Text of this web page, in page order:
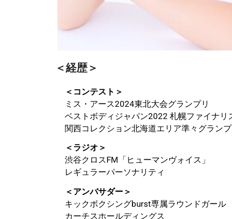
＜経歴＞
＜コンテスト＞
ミス・アース2024東北大会グランプリ
ベストボディジャパン2022 札幌ファイナリ
関西コレクション北海道エリア準々グランプ
＜ラジオ＞
渋谷クロスFM「ヒューマンヴォイス」
レギュラーパーソナリティ
＜アンバサダー＞
キックボクシングburst専属ラウンドガール
カーチスホールディングス